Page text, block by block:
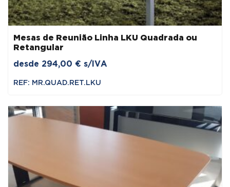
Mesas de Reunião Linha LKU Quadrada ou
Retangular
desde 294,00 € s/IVA
REF: MR.QUAD.RET.LKU